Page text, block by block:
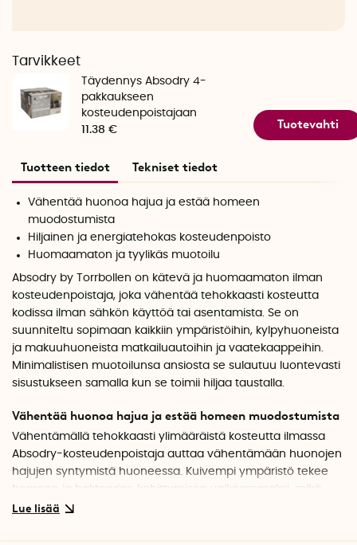
Tarvikkeet
Täydennys Absodry 4-
pakkaukseen
kosteudenpoistajaan
11.38 €
Tuotevahti
Tuotteen tiedot Tekniset tiedot
Vähentää huonoa hajua ja estää homeen
muodostumista
Hiljainen ja energiatehokas kosteudenpoisto
Huomaamaton ja tyylikäs muotoilu
Absodry by Torrbollen on kätevä ja huomaamaton ilman
kosteudenpoistaja, joka vähentää tehokkaasti kosteutta
kodissa ilman sähkön käyttöä tai asentamista. Se on
suunniteltu sopimaan kaikkiin ympäristöihin, kylpyhuoneista
ja makuuhuoneista matkailuautoihin ja vaatekaappeihin.
Minimalistisen muotoilunsa ansiosta se sulautuu luontevasti
sisustukseen samalla kun se toimii hiljaa taustalla.
Vähentää huonoa hajua ja estää homeen muodostumista
Vähentämällä tehokkaasti ylimääräistä kosteutta ilmassa
Absodry-kosteudenpoistaja auttaa vähentämään huonojen
hajujen syntymistä huoneessa. Kuivempi ympäristö tekee
homeen ja bakteerien kehittymisen vaikeammaksi, mikä
auttaa luomaan raikkaamman ja miellyttävämmän